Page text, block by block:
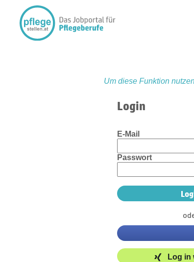
Um diese Funktion
Login
E-Mail
Passwort
Log in